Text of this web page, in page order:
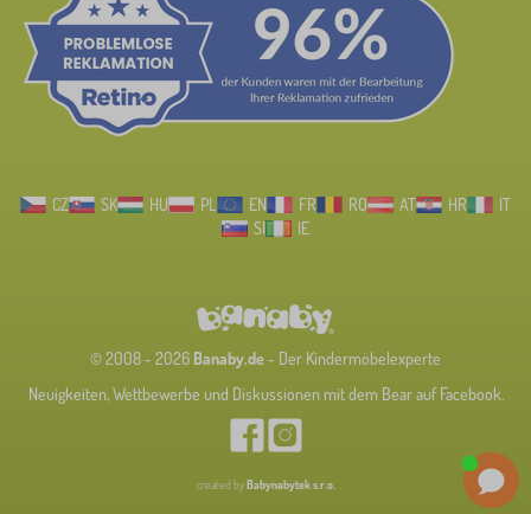
CZ SK HU PL EN FR RO AT HR
IT
SI
IE
© 2008 - 2026 Banaby.de- Der Kindermöbelexperte
Neuigkeiten, Wettbewerbe und Diskussionen mit dem Bear auf Facebook.
created by Babynabytek s.r.o.